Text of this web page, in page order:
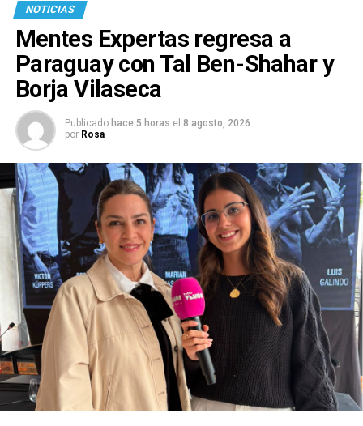
NOTICIAS
Mentes Expertas regresa a
Paraguay con Tal Ben-Shahar y
Borja Vilaseca
Publicado hace 5 horas el 8 agosto, 2026
por Rosa